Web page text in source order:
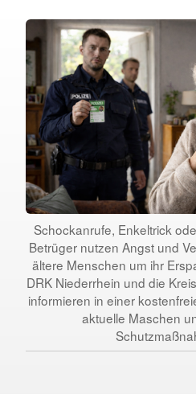
Schockanrufe, Enkeltrick
Betrüger nutzen Angst und
ältere Menschen um ihr
DRK Niederrhein und die
informieren in einer
aktuelle Maschen